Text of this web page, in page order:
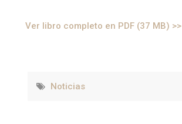
Ver libro completo en PDF (37 MB) >>
Noticias